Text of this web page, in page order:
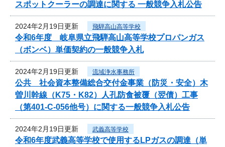
スポットクーラーの調達に関する 一般競争入札公告
2024年2月19日更新 飛騨高山高等学校
令和6年度 岐阜県立飛騨高山高等学校プロパンガス
（ボンベ）単価契約の一般競争入札
2024年2月19日更新 流域浄水事務所
公共 社会資本整備総合交付金事業（防災・安全）木
曽川幹線（K75・K82）人孔防食被覆（翌債）工事
（第401-C-056他号）に関する一般競争入札公告
2024年2月19日更新 武義高等学校
令和6年度武義高等学校で使用するLPガスの調達（単